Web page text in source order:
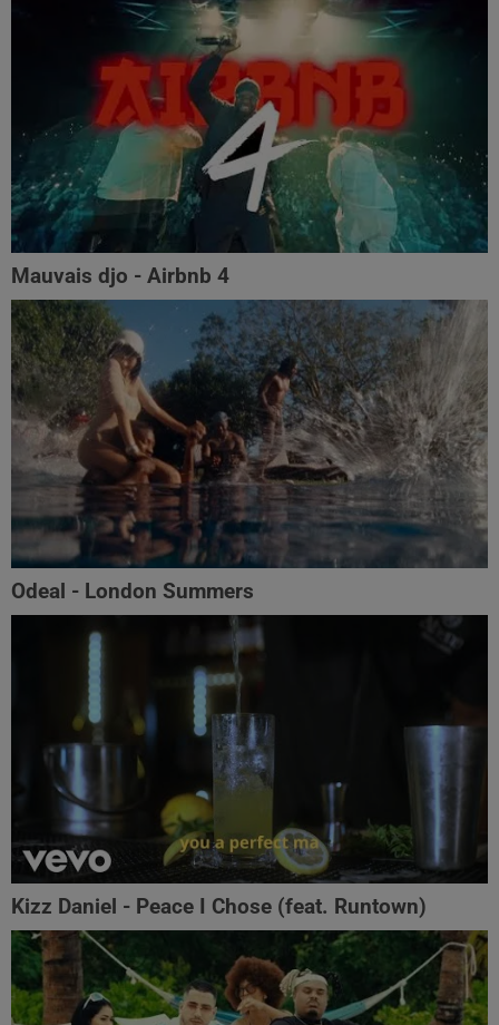
Mauvais djo - Airbnb 4
Odeal - London Summers
Kizz Daniel - Peace I Chose (feat. Runtown)